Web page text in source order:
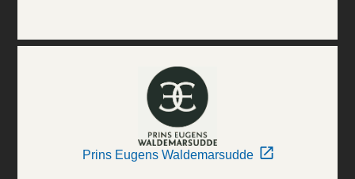
Prins Eugens Waldemarsudde